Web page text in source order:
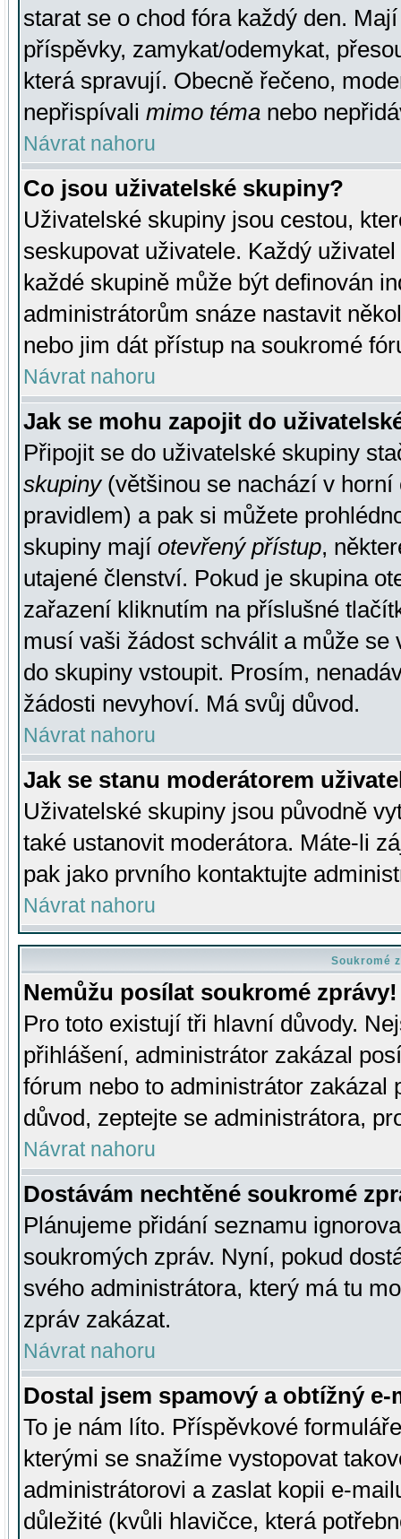
starat se o chod fóra každý den.
příspěvky, zamykat/odemykat,
která spravují. Obecně řečeno,
nepřispívali mimo téma nebo
Návrat nahoru
Co jsou uživatelské skupiny?
Uživatelské skupiny jsou cestou,
seskupovat uživatele. Každý
každé skupině může být definován
administrátorům snáze nastavit
nebo jim dát přístup na soukromé
Návrat nahoru
Jak se mohu zapojit do
Připojit se do uživatelské skupiny
skupiny(většinou se nachází v horní
pravidlem) a pak si můžete
skupiny mají otevřený přístup,
utajené členství. Pokud je skupina
zařazení kliknutím na příslušné
musí vaši žádost schválit a může se
do skupiny vstoupit. Prosím,
žádosti nevyhoví. Má svůj důvod.
Návrat nahoru
Jak se stanu moderátorem
Uživatelské skupiny jsou původně
také ustanovit moderátora. Máte-li
pak jako prvního kontaktujte
Návrat nahoru
Soukromé
Nemůžu posílat soukromé zprávy!
Pro toto existují tři hlavní důvody.
přihlášení, administrátor zakázal
fórum nebo to administrátor zakázal
důvod, zeptejte se administrátora,
Návrat nahoru
Dostávám nechtěné soukromé
Plánujeme přidání seznamu
soukromých zpráv. Nyní, pokud
svého administrátora, který má tu
zpráv zakázat.
Návrat nahoru
Dostal jsem spamový a obtížný
To je nám líto. Příspěvkové
kterými se snažíme vystopovat
administrátorovi a zaslat kopii e-
důležité (kvůli hlavičce, která